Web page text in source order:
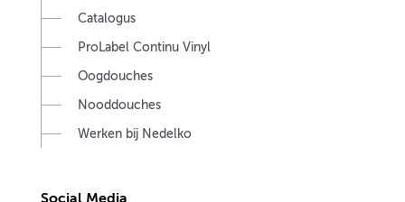
Catalogus
ProLabel Continu Vinyl
Oogdouches
Nooddouches
Werken bij Nedelko
Social Media